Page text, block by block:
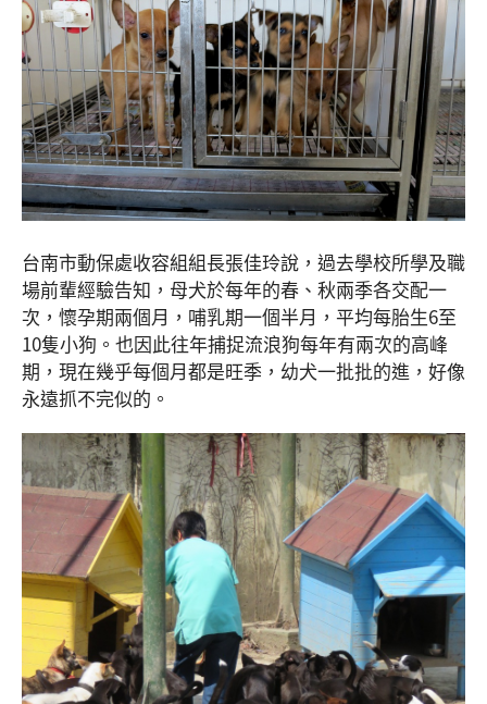
台南市動保處收容組組長張佳玲說，過去學校所學及職
場前輩經驗告知，母犬於每年的春、秋兩季各交配一
次，懷孕期兩個月，哺乳期一個半月，平均每胎生6至
10隻小狗。也因此往年捕捉流浪狗每年有兩次的高峰
期，現在幾乎每個月都是旺季，幼犬一批批的進，好像
永遠抓不完似的。